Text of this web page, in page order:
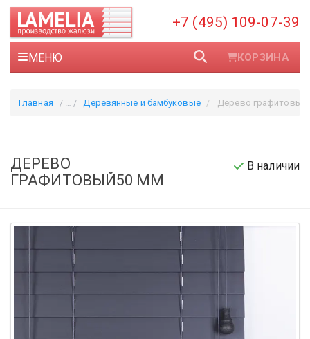
+7 (495) 109-07-39
МЕНЮ КОРЗИНА
Главная Деревянные и бамбуковые Дерево
ДЕРЕВО
ГРАФИТОВЫЙ50 ММ
В наличии